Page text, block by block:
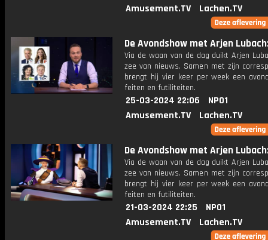
Amusement.TV Lachen.TV
De Avondshow met Arjen
Via de waan van de dag duikt Arjen
zee van nieuws. Samen met zijn
brengt hij vier keer per week een
feiten en futiliteiten.
25-03-2024 22:06
NPO1
Amusement.TV
Lachen.TV
De Avondshow met Arjen
Via de waan van de dag duikt Arjen
zee van nieuws. Samen met zijn
brengt hij vier keer per week een
feiten en futiliteiten.
21-03-2024 22:25
NPO1
Amusement.TV
Lachen.TV